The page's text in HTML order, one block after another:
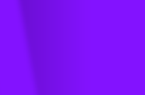
essai
?